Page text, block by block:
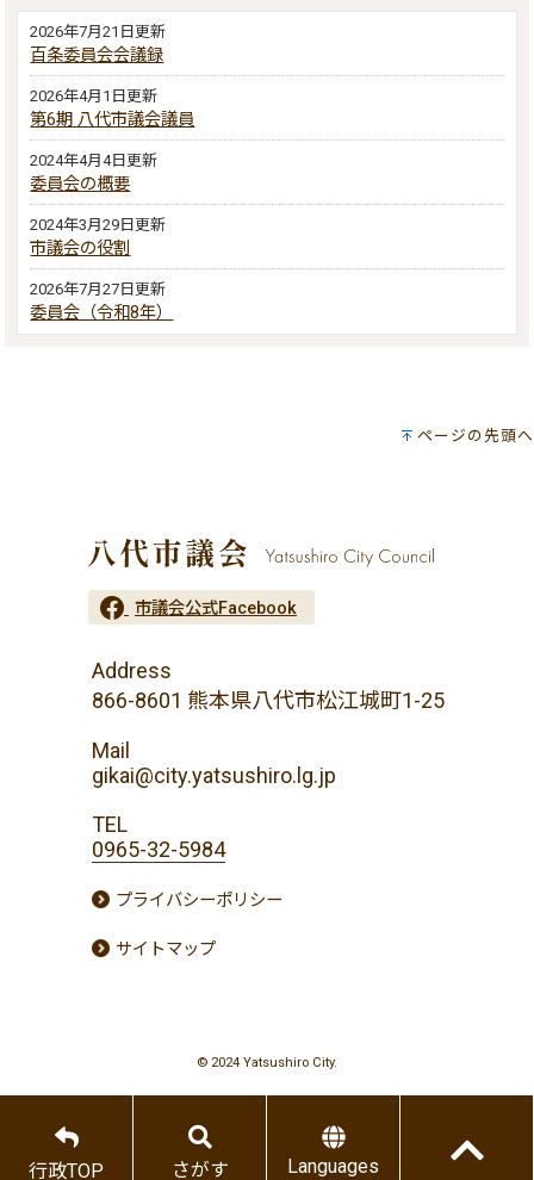
2026年7月21日更新
百条委員会会議録
2026年4月1日更新
第6期 八代市議会議員
2024年4月4日更新
委員会の概要
2024年3月29日更新
市議会の役割
2026年7月27日更新
委員会（令和8年）
ページの先頭へ
市議会公式Facebook
Address
866-8601 熊本県八代市松江城町1-25
Mail
gikai@city.yatsushiro.lg.jp
TEL
0965-32-5984
プライバシーポリシー
サイトマップ
© 2024 Yatsushiro City.
行政TOP さがす Languages